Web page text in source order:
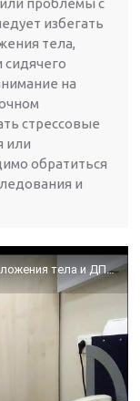
избегать
тела,
сидячего
на
стрессовые
или
обратиться
и
Сильное головокружение при изменении положения тела и ДППГ, как причина